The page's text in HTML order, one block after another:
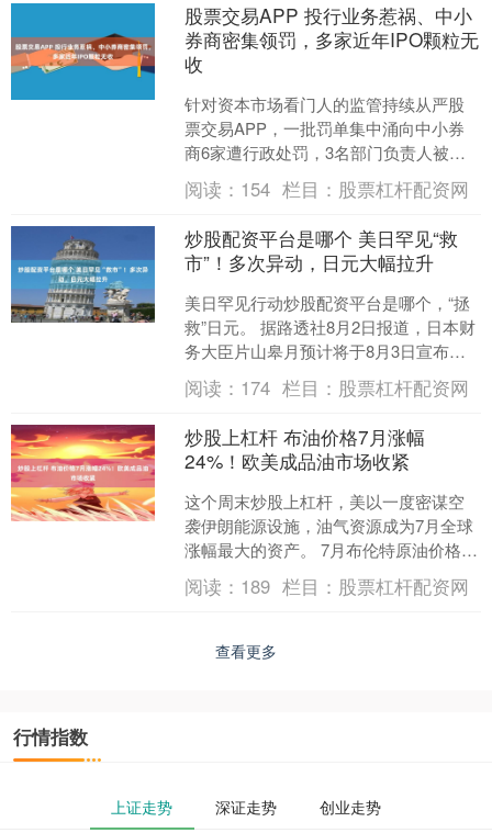
股票交易APP 投行业务惹祸、中小
券商密集领罚，多家近年IPO颗粒无
收
针对资本市场看门人的监管持续从严股
票交易APP，一批罚单集中涌向中小券
商6家遭行政处罚，3名部门负责人被同
步追责，另有2家被立案。 据证监会官网
披露，近期，6家....
阅读： 154 栏目： 股票杠杆配资网
炒股配资平台是哪个 美日罕见“救
市”！多次异动，日元大幅拉升
美日罕见行动炒股配资平台是哪个，“拯
救”日元。 据路透社8月2日报道，日本财
务大臣片山皋月预计将于8月3日宣布，
日本与美国已在外汇市场采取联合行
动，以遏制日元跌....
阅读： 174 栏目： 股票杠杆配资网
炒股上杠杆 布油价格7月涨幅
24%！欧美成品油市场收紧
这个周末炒股上杠杆，美以一度密谋空
袭伊朗能源设施，油气资源成为7月全球
涨幅最大的资产。 7月布伦特原油价格累
计涨幅达24%，欧洲天然气价格累计涨幅
达到35%。做....
阅读： 189 栏目： 股票杠杆配资网
查看更多
行情指数
上证走势 深证走势 创业走势